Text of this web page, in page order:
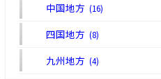
中国地方(16)
四国地方(8)
九州地方(4)